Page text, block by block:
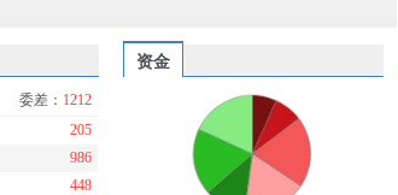
资金
委差： 1212
205
986
448